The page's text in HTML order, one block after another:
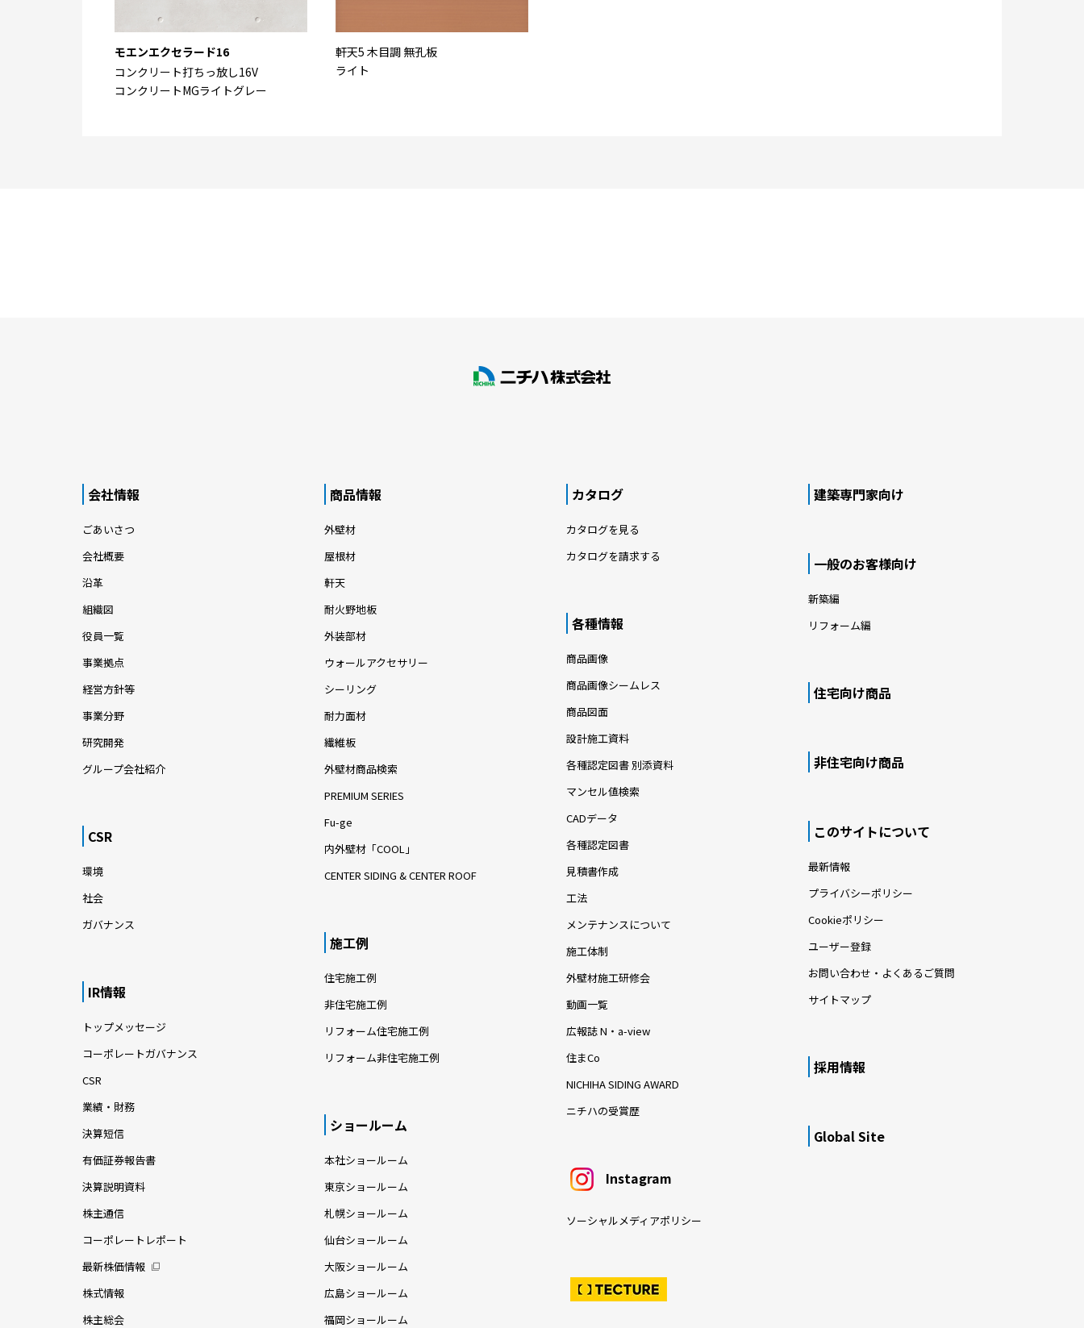
モエンエクセラード16
コンクリート打ちっ放し16V
コンクリートMGライトグレー
軒天5 木目調 無孔板
ライト
会社情報
ごあいさつ
会社概要
沿革
組織図
役員一覧
事業拠点
経営方針等
事業分野
研究開発
グループ会社紹介
CSR
環境
社会
ガバナンス
IR情報
トップメッセージ
コーポレートガバナンス
CSR
業績・財務
決算短信
有価証券報告書
決算説明資料
株主通信
コーポレートレポート
最新株価情報
株式情報
株主総会
商品情報
外壁材
屋根材
軒天
耐火野地板
外装部材
ウォールアクセサリー
シーリング
耐力面材
繊維板
外壁材商品検索
PREMIUM SERIES
Fu-ge
内外壁材「COOL」
CENTER SIDING & CENTER ROOF
施工例
住宅施工例
非住宅施工例
リフォーム住宅施工例
リフォーム非住宅施工例
ショールーム
本社ショールーム
東京ショールーム
札幌ショールーム
仙台ショールーム
大阪ショールーム
広島ショールーム
福岡ショールーム
カタログ
カタログを見る
カタログを請求する
各種情報
商品画像
商品画像シームレス
商品図面
設計施工資料
各種認定図書 別添資料
マンセル値検索
CADデータ
各種認定図書
見積書作成
工法
メンテナンスについて
施工体制
外壁材施工研修会
動画一覧
広報誌 N・a-view
住まCo
NICHIHA SIDING AWARD
ニチハの受賞歴
Instagram
ソーシャルメディアポリシー
建築専門家向け
一般のお客様向け
新築編
リフォーム編
住宅向け商品
非住宅向け商品
このサイトについて
最新情報
プライバシーポリシー
Cookieポリシー
ユーザー登録
お問い合わせ・よくあるご質問
サイトマップ
採用情報
Global Site